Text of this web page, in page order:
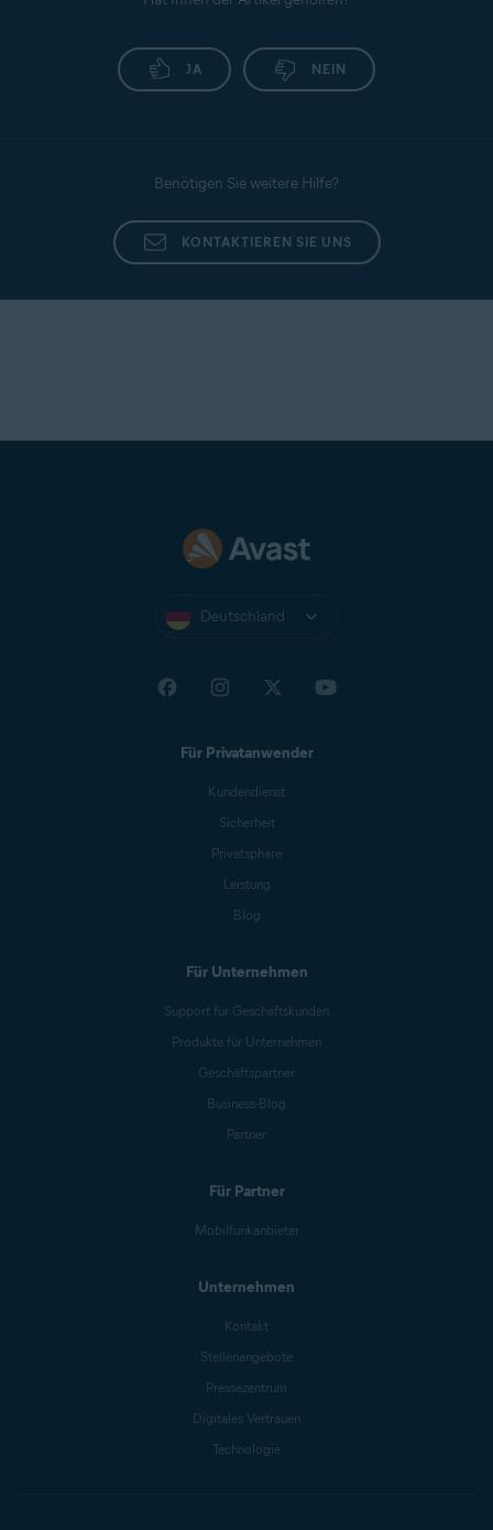
JA NEIN
Benötigen Sie weitere Hilfe?
KONTAKTIEREN SIE UNS
Deutschland
Für Privatanwender
Kundendienst
Sicherheit
Privatsphäre
Leistung
Blog
Für Unternehmen
Support für Geschäftskunden
Produkte für Unternehmen
Geschäftspartner
Business-Blog
Partner
Für Partner
Mobilfunkanbieter
Unternehmen
Kontakt
Stellenangebote
Pressezentrum
Digitales Vertrauen
Technologie